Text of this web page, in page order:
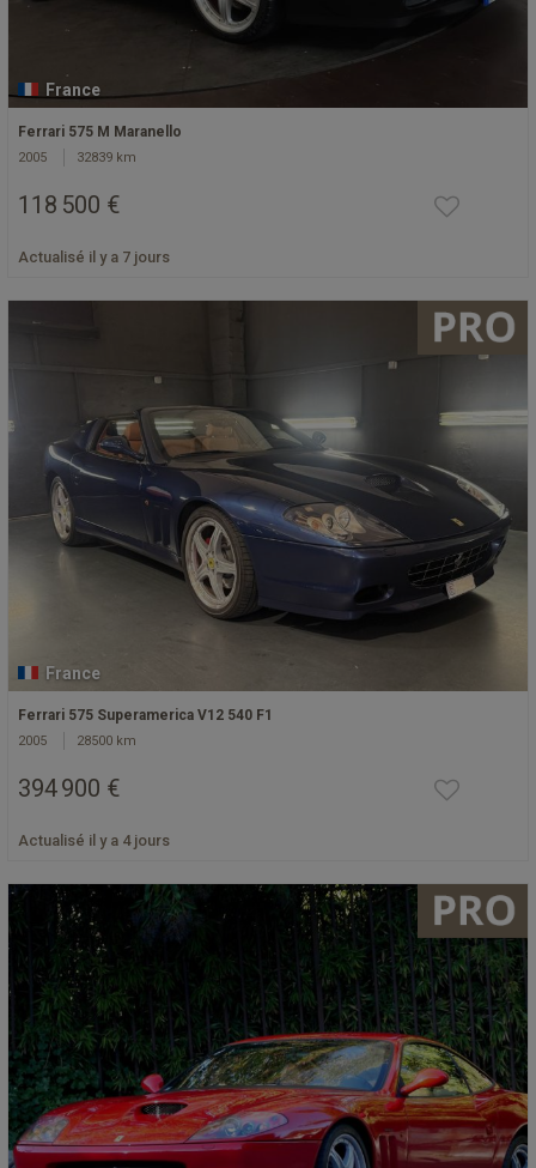
France
Ferrari 575 M Maranello
2005 32839 km
118 500 €
Actualisé il y a 7 jours
France
Ferrari 575 Superamerica V12 540 F1
2005 28500 km
394 900 €
Actualisé il y a 4 jours